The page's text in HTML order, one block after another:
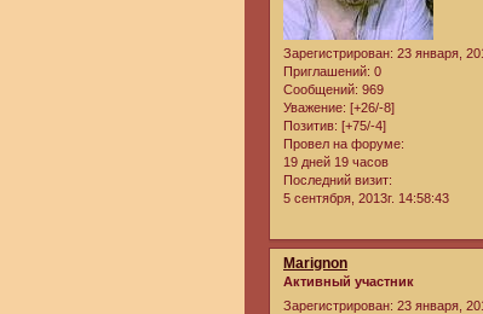
Зарегистрирован: 23 января,
Приглашений: 0
Сообщений: 969
Уважение: [+26/-8]
Позитив: [+75/-4]
Провел на форуме:
19 дней 19 часов
Последний визит:
5 сентября, 2013г. 14:58:43
Marignon
Активный участник
Зарегистрирован: 23 января,